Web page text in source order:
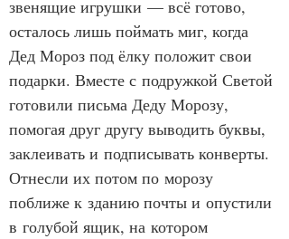
звенящие игрушки — всё готово,
осталось лишь поймать миг, когда
Дед Мороз под ёлку положит свои
подарки. Вместе с подружкой Светой
готовили письма Деду Морозу,
помогая друг другу выводить буквы,
заклеивать и подписывать конверты.
Отнесли их потом по морозу
поближе к зданию почты и опустили
в голубой ящик, на котором